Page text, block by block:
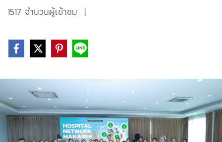
1517 จำนวนผู้เข้าชม |